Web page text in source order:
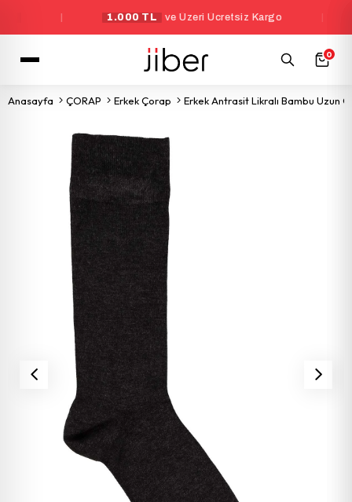
1.000 TL ve Üzeri Ücretsiz Kargo
0
Anasayfa ÇORAP Erkek Çorap Erkek Antrasit Likralı Bambu Uzun